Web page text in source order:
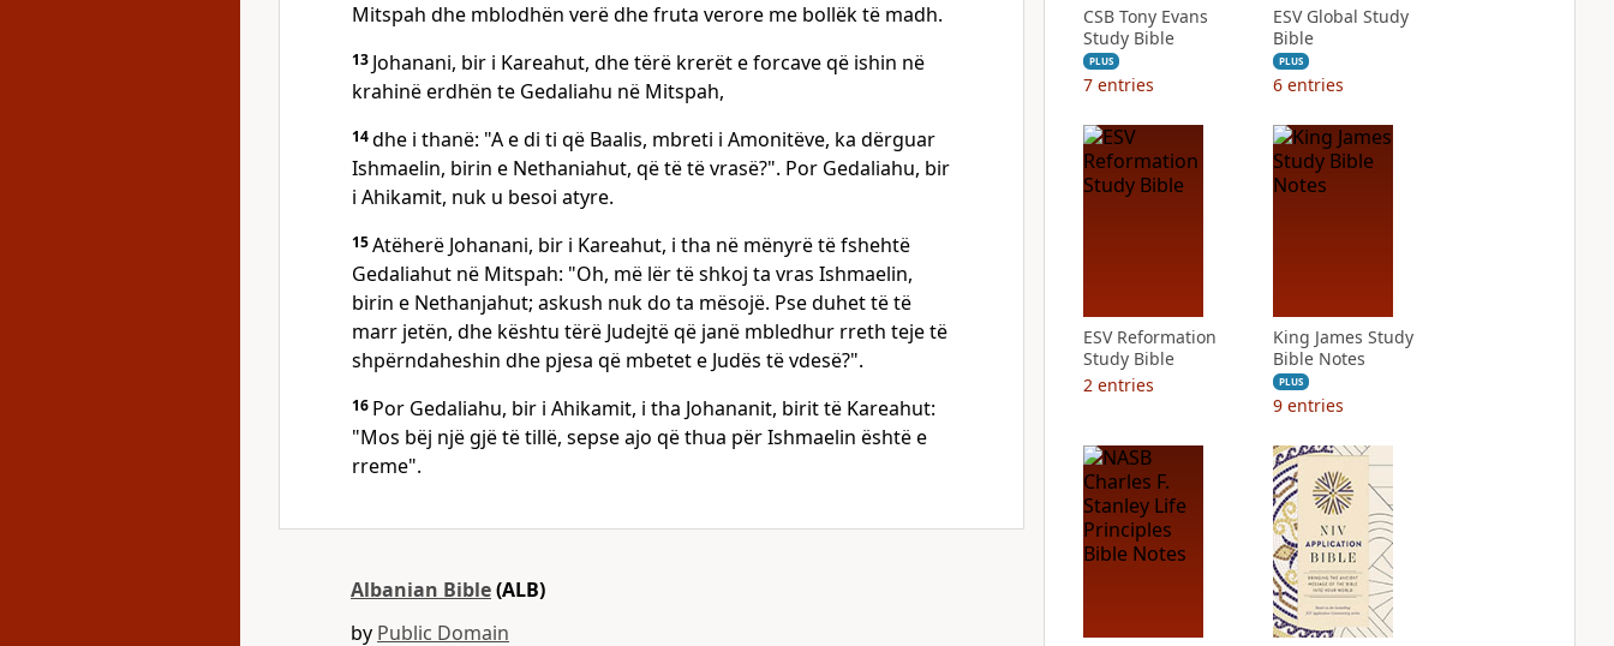
Mitspah dhe mblodhën verë dhe fruta verore me bollëk të madh.
13 Johanani, bir i Kareahut, dhe tërë krerët e forcave që ishin në
krahinë erdhën te Gedaliahu në Mitspah,
14dhe i thanë: "A e di ti që Baalis, mbreti i Amonitëve, ka dërguar
Ishmaelin, birin e Nethaniahut, që të të vrasë?". Por Gedaliahu, bir
i Ahikamit, nuk u besoi atyre.
15Atëherë Johanani, bir i Kareahut, i tha në mënyrë të fshehtë
Gedaliahut në Mitspah: "Oh, më lër të shkoj ta vras Ishmaelin,
birin e Nethanjahut; askush nuk do ta mësojë. Pse duhet të të
marr jetën, dhe kështu tërë Judejtë që janë mbledhur rreth teje të
shpërndaheshin dhe pjesa që mbetet e Judës të vdesë?".
16 Por Gedaliahu, bir i Ahikamit, i tha Johananit, birit të Kareahut:
"Mos bëj një gjë të tillë, sepse ajo që thua për Ishmaelin është e
rreme".
Albanian Bible(ALB)
by Public Domain
CSB Tony Evans
Study Bible
PLUS
7 entries
ESV Global Study
Bible
PLUS
6 entries
ESV Reformation
Study Bible
2 entries
King James Study
Bible Notes
PLUS
9 entries